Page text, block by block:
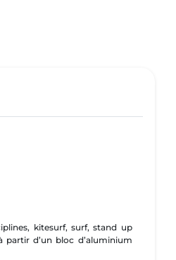
kitesurf, surf, stand up
d’un bloc d’aluminium